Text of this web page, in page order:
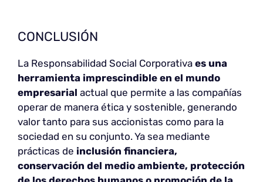
CONCLUSIÓN
La Responsabilidad Social Corporativa es una
herramienta imprescindible en el mundo
empresarial actual que permite a las compañías
operar de manera ética y sostenible, generando
valor tanto para sus accionistas como para la
sociedad en su conjunto. Ya sea mediante
prácticas de inclusión financiera,
conservación del medio ambiente, protección